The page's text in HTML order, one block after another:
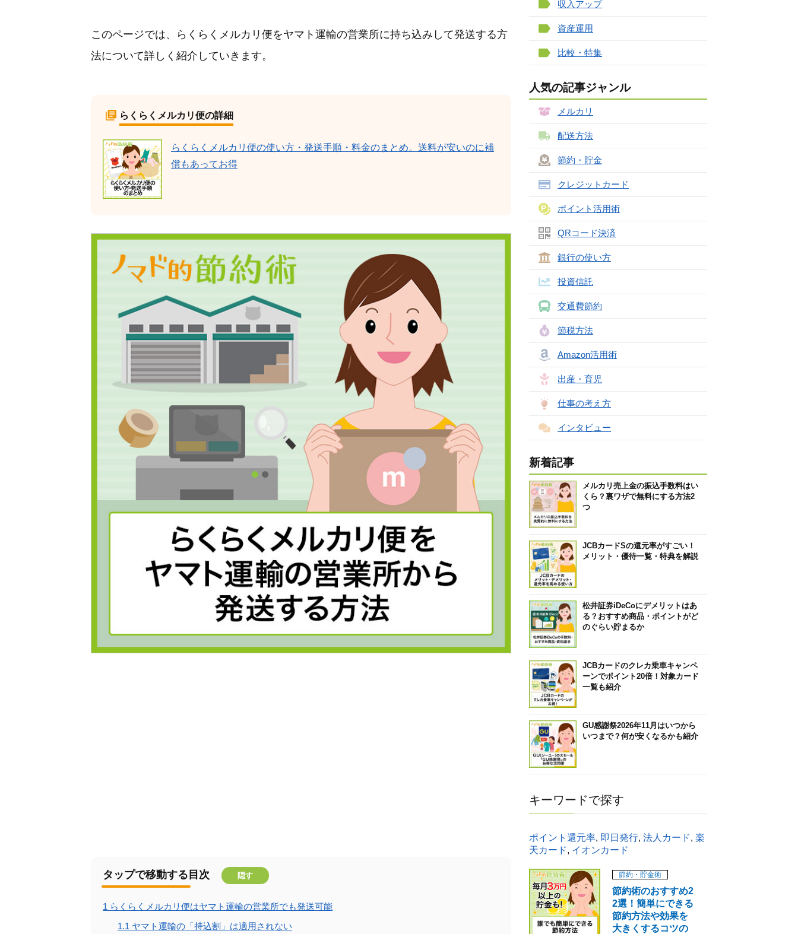
このページでは、らくらくメルカリ便をヤマト運輸の営業所に持ち込みして発送する方
法について詳しく紹介していきます。
らくらくメルカリ便の詳細
らくらくメルカリ便の使い方・発送手順・料金のまとめ。送料が安いのに補
償もあってお得
タップで移動する目次 隠す
1 らくらくメルカリ便はヤマト運輸の営業所でも発送可能
1.1 ヤマト運輸の「持込割」は適用されない
収入アップ
資産運用
比較・特集
人気の記事ジャンル
メルカリ
配送方法
節約・貯金
クレジットカード
ポイント活用術
QRコード決済
銀行の使い方
投資信託
交通費節約
節税方法
Amazon活用術
出産・育児
仕事の考え方
インタビュー
新着記事
メルカリ売上金の振込手数料はい
くら？裏ワザで無料にする方法2
つ
JCBカードSの還元率がすごい！
メリット・優待一覧・特典を解説
松井証券iDeCoにデメリットはあ
る？おすすめ商品・ポイントがど
のぐらい貯まるか
JCBカードのクレカ乗車キャンペ
ーンでポイント20倍！対象カード
一覧も紹介
GU感謝祭2026年11月はいつから
いつまで？何が安くなるかも紹介
キーワードで探す
ポイント還元率, 即日発行, 法人カード, 楽
天カード, イオンカード
節約・貯金術
節約術のおすすめ2
2選！簡単にできる
節約方法や効果を
大きくするコツの